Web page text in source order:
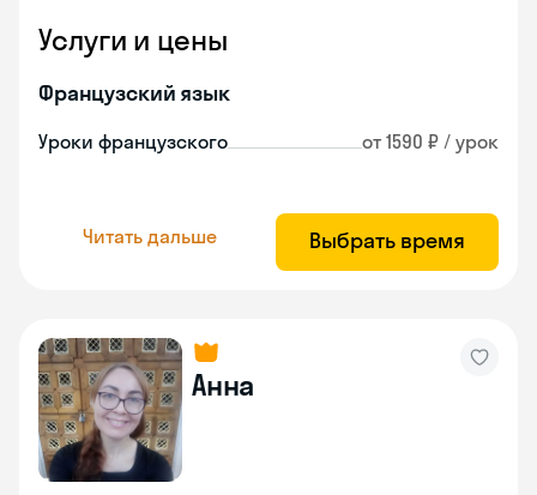
Услуги и цены
Французский язык
Уроки французского от 1590 ₽ / урок
Читать дальше Выбрать время
Анна